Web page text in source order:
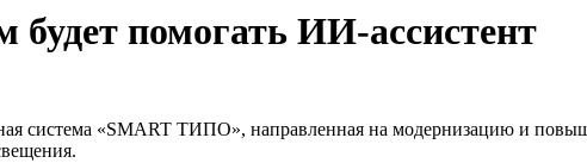
будет помогать ИИ-ассистент
система «SMART ТИПО», направленная на модернизацию и